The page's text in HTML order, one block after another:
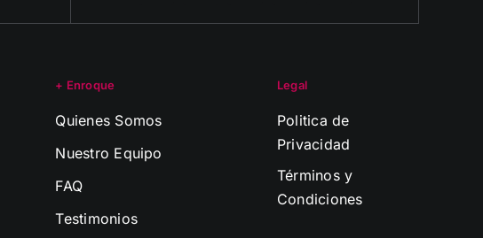
+ Enroque
Quienes Somos
Nuestro Equipo
FAQ
Testimonios
Legal
Politica de
Privacidad
Términos y
Condiciones